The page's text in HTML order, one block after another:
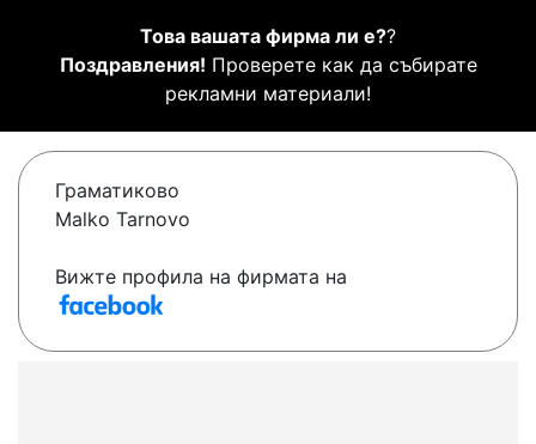
Това вашата фирма ли е??
Поздравления! Проверете как да събирате
рекламни материали!
Граматиково
Malko Tarnovo
Вижте профила на фирмата на